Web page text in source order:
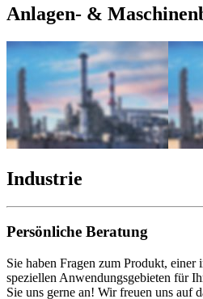
Anlagen- &
Industrie
Persönliche Beratung
Sie haben Fragen zum Produkt,
speziellen Anwendungsgebieten für
Sie uns gerne an! Wir freuen uns auf